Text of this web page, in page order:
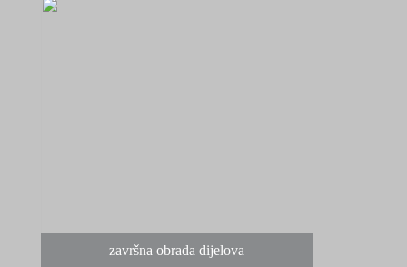
završna obrada dijelova